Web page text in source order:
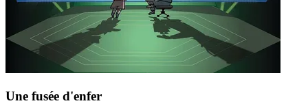
Une fusée d'enfer